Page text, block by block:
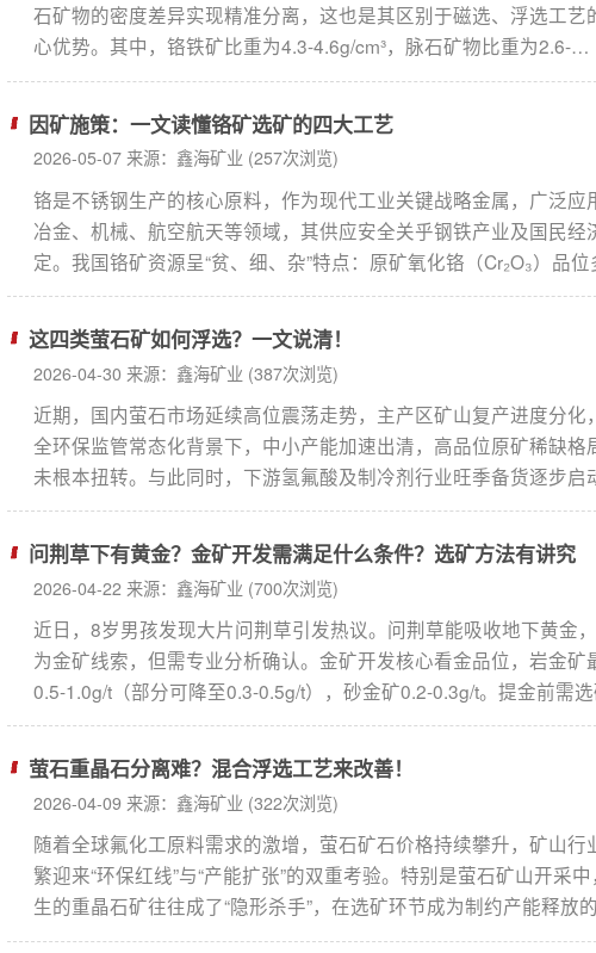
石矿物的密度差异实现精准分离，这也是其区别于磁选、浮选工艺
心优势。其中，铬铁矿比重为4.3-4.6g/cm³，脉石矿物比重为2.6-
3.3g/cm³，两者密度差达1.0-2.0g/cm³，为高效重选提供了良好技术
础。...
因矿施策：一文读懂铬矿选矿的四大工艺
2026-05-07 来源：鑫海矿业 (257次浏览)
铬是不锈钢生产的核心原料，作为现代工业关键战略金属，广泛应
冶金、机械、航空航天等领域，其供应安全关乎钢铁产业及国民经
定。我国铬矿资源呈“贫、细、杂”特点：原矿氧化铬（Cr₂O₃）品位
3%-10%，且铬铁矿嵌布细小、解离难度大，还伴生多种脉石及有
物，选矿难度较高。科学选择选矿工艺是高效利用铬矿的关键，需
施策，实现品位与回收率的双重优化。...
这四类萤石矿如何浮选？一文说清！
2026-04-30 来源：鑫海矿业 (387次浏览)
近期，国内萤石市场延续高位震荡走势，主产区矿山复产进度分化
全环保监管常态化背景下，中小产能加速出清，高品位原矿稀缺格
未根本扭转。与此同时，下游氢氟酸及制冷剂行业旺季备货逐步启
刚需支撑下萤石需求韧性仍在，供需紧平衡态势持续引发行业关注
石作为氟化工及新能源领域不可替代的战略性资源，萤石的高效开
精准分选直接影响矿山效益。本文将围绕石英型、方解石型、硫化
及重晶石型四类萤石矿，梳理萤石矿浮选工艺要点与差异化选矿方
法。...
问荆草下有黄金？金矿开发需满足什么条件？选矿方法有讲究
2026-04-22 来源：鑫海矿业 (700次浏览)
近日，8岁男孩发现大片问荆草引发热议。问荆草能吸收地下黄金
为金矿线索，但需专业分析确认。金矿开发核心看金品位，岩金矿
0.5-1.0g/t（部分可降至0.3-0.5g/t），砂金矿0.2-0.3g/t。提金前需
集，主流有重选法、浮选法等，“有金”不等于“可开发”，有需求可咨
海获取专业采选技术。...
萤石重晶石分离难？混合浮选工艺来改善！
2026-04-09 来源：鑫海矿业 (322次浏览)
随着全球氟化工原料需求的激增，萤石矿石价格持续攀升，矿山行
繁迎来“环保红线”与“产能扩张”的双重考验。特别是萤石矿山开采
生的重晶石矿往往成了“隐形杀手”，在选矿环节成为制约产能释放
瓶颈。面对价格高涨带来的市场机遇与矿山环保审查的严苛要求，